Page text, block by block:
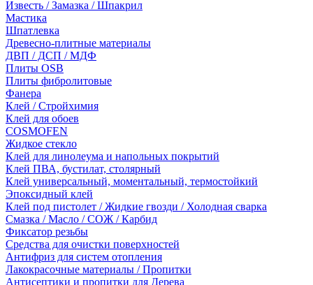
Известь / Замазка / Шпакрил
Мастика
Шпатлевка
Древесно-плитные материалы
ДВП / ДСП / МДФ
Плиты OSB
Плиты фибролитовые
Фанера
Клей / Стройхимия
Клей для обоев
COSMOFEN
Жидкое стекло
Клей для линолеума и напольных покрытий
Клей ПВА, бустилат, столярный
Клей универсальный, моментальный, термостойкий
Эпоксидный клей
Клей под пистолет / Жидкие гвозди / Холодная сварка
Смазка / Масло / СОЖ / Карбид
Фиксатор резьбы
Средства для очистки поверхностей
Антифриз для систем отопления
Лакокрасочные материалы / Пропитки
Антисептики и пропитки для Дерева